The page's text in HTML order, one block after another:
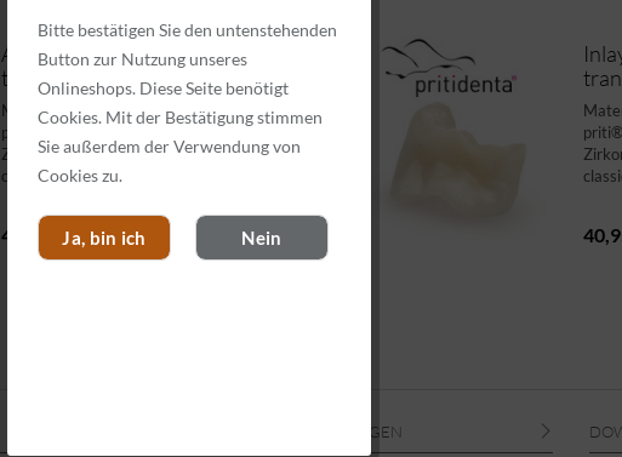
Abutmentkrone zweiteilig, high
translucent,...
Materialhersteller: pritidenta ® Der
priti®multicolor-Werkstoff ist ein Hochleistungs-
Zirkoniumdioxid, transluzent und in 16 VITA
classical Farben mit einem harmonischen
was Sie für ein...
40,95 €
COOKIE-EINSTELLUNGEN
Bitte bestätigen Sie den untenstehenden
Button zur Nutzung unseres
Onlineshops. Diese Seite benötigt
Cookies. Mit der Bestätigung stimmen
Sie außerdem der Verwendung von
Cookies zu.
Ja, bin ich Nein